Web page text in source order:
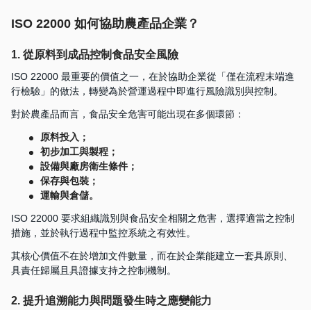
ISO 22000 如何協助農產品企業？
1. 從原料到成品控制食品安全風險
ISO 22000 最重要的價值之一，在於協助企業從「僅在流程末端進
行檢驗」的做法，轉變為於營運過程中即進行風險識別與控制。
對於農產品而言，食品安全危害可能出現在多個環節：
原料投入；
初步加工與製程；
設備與廠房衛生條件；
保存與包裝；
運輸與倉儲。
ISO 22000 要求組織識別與食品安全相關之危害，選擇適當之控制
措施，並於執行過程中監控系統之有效性。
其核心價值不在於增加文件數量，而在於企業能建立一套具原則、
具責任歸屬且具證據支持之控制機制。
2. 提升追溯能力與問題發生時之應變能力